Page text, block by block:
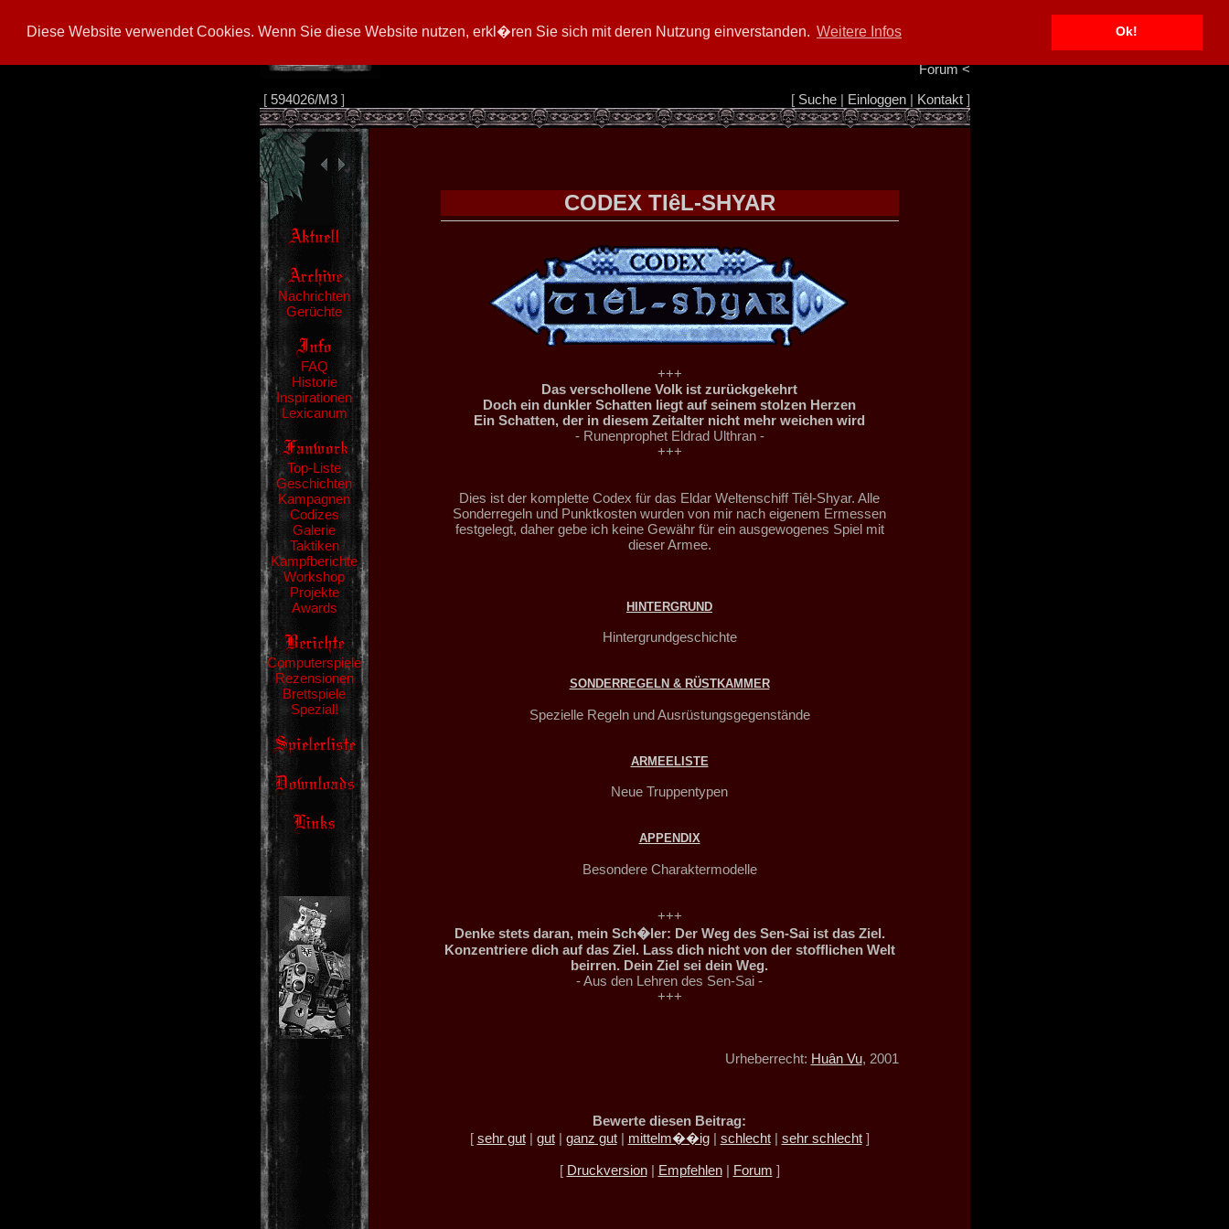
Diese Website verwendet Cookies. Wenn Sie diese Website nutzen, erkl�ren Sie sich mit deren Nutzung einverstanden. Weitere Infos Ok!
Info/Impressum
Forum<
[ 594026/M3] [ Suche| Einloggen| Kontakt]
Nachrichten
Gerüchte
FAQ
Historie
Inspirationen
Lexicanum
Top-Liste
Geschichten
Kampagnen
Codizes
Galerie
Taktiken
Kampfberichte
Workshop
Projekte
Awards
Computerspiele
Rezensionen
Brettspiele
Spezial!
CODEX TIêL-SHYAR
+++
Das verschollene Volk ist zurückgekehrt
Doch ein dunkler Schatten liegt auf seinem stolzen Herzen
Ein Schatten, der in diesem Zeitalter nicht mehr weichen wird
- Runenprophet Eldrad Ulthran -
+++
Dies ist der komplette Codex für das Eldar Weltenschiff Tiêl-Shyar. Alle
Sonderregeln und Punktkosten wurden von mir nach eigenem Ermessen
festgelegt, daher gebe ich keine Gewähr für ein ausgewogenes Spiel mit
dieser Armee.
HINTERGRUND
Hintergrundgeschichte
SONDERREGELN & RÜSTKAMMER
Spezielle Regeln und Ausrüstungsgegenstände
ARMEELISTE
Neue Truppentypen
APPENDIX
Besondere Charaktermodelle
+++
Denke stets daran, mein Sch�ler: Der Weg des Sen-Sai ist das Ziel.
Konzentriere dich auf das Ziel. Lass dich nicht von der stofflichen Welt
beirren. Dein Ziel sei dein Weg.
- Aus den Lehren des Sen-Sai -
+++
Urheberrecht: Huân Vu, 2001
Bewerte diesen Beitrag:
[ sehr gut| gut| ganz gut| mittelm��ig| schlecht| sehr schlecht]
[ Druckversion| Empfehlen| Forum ]